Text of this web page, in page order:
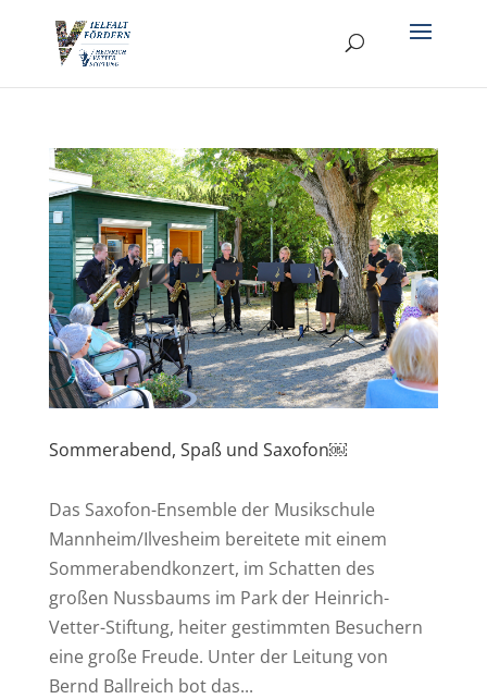
Sommerabend, Spaß und Saxofon￼
Das Saxofon-Ensemble der Musikschule
Mannheim/Ilvesheim bereitete mit einem
Sommerabendkonzert, im Schatten des
großen Nussbaums im Park der Heinrich-
Vetter-Stiftung, heiter gestimmten Besuchern
eine große Freude. Unter der Leitung von
Bernd Ballreich bot das...